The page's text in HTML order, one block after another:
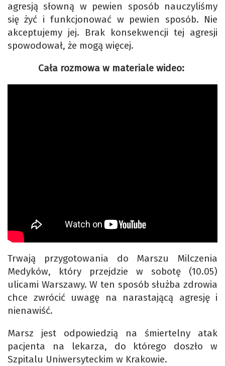
agresją słowną w pewien sposób nauczyliśmy
się żyć i funkcjonować w pewien sposób. Nie
akceptujemy jej. Brak konsekwencji tej agresji
spowodował, że mogą więcej.
Cała rozmowa w materiale wideo:
Trwają przygotowania do Marszu Milczenia
Medyków, który przejdzie w sobotę (10.05)
ulicami Warszawy. W ten sposób służba zdrowia
chce zwrócić uwagę na narastającą agresję i
nienawiść.
Marsz jest odpowiedzią na śmiertelny atak
pacjenta na lekarza, do którego doszło w
Szpitalu Uniwersyteckim w Krakowie.